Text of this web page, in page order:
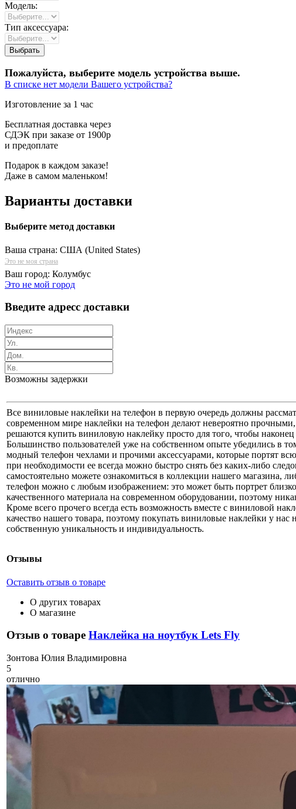
Модель:
Тип аксессуара:
Пожалуйста, выберите модель устройства выше.
В списке нет модели Вашего устройства?
Изготовление за 1 час
Бесплатная доставка через
СДЭК при заказе от 1900р
и предоплате
Подарок в каждом заказе!
Даже в самом маленьком!
Варианты доставки
Выберите метод доставки
Ваша страна: США (United States)
Это не моя страна
Ваш город: Колумбус
Это не мой город
Введите адресс доставки
Возможны задержки
Все виниловые наклейки на телефон в первую очередь должны
современном мире наклейки на телефон делают невероятно
решаются купить виниловую наклейку просто для того, чтобы
Большинство пользователей уже на собственном опыте убедились в
модный телефон чехлами и прочими аксессуарами, которые портят
при необходимости ее всегда можно быстро снять без каких-либо
самостоятельно можете ознакомиться в коллекции нашего магазина,
телефон можно с любым изображением: это может быть портрет
качественного материала на современном оборудовании, поэтому
Кроме всего прочего всегда есть возможность вместе с виниловой
качество нашего товара, поэтому покупать виниловые наклейки у
собственную уникальность и индивидуальность.
Отзывы
Оставить отзыв о товаре
О других товарах
О магазине
Отзыв о товаре Наклейка на ноутбук Lets Fly
Зонтова Юлия Владимировна
5
отлично